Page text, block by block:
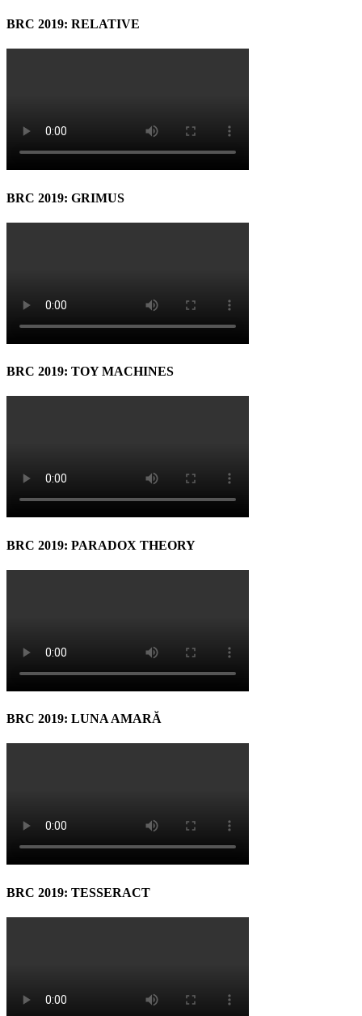
BRC 2019: RELATIVE
BRC 2019: GRIMUS
BRC 2019: TOY MACHINES
BRC 2019: PARADOX THEORY
BRC 2019: LUNA AMARĂ
BRC 2019: TESSERACT